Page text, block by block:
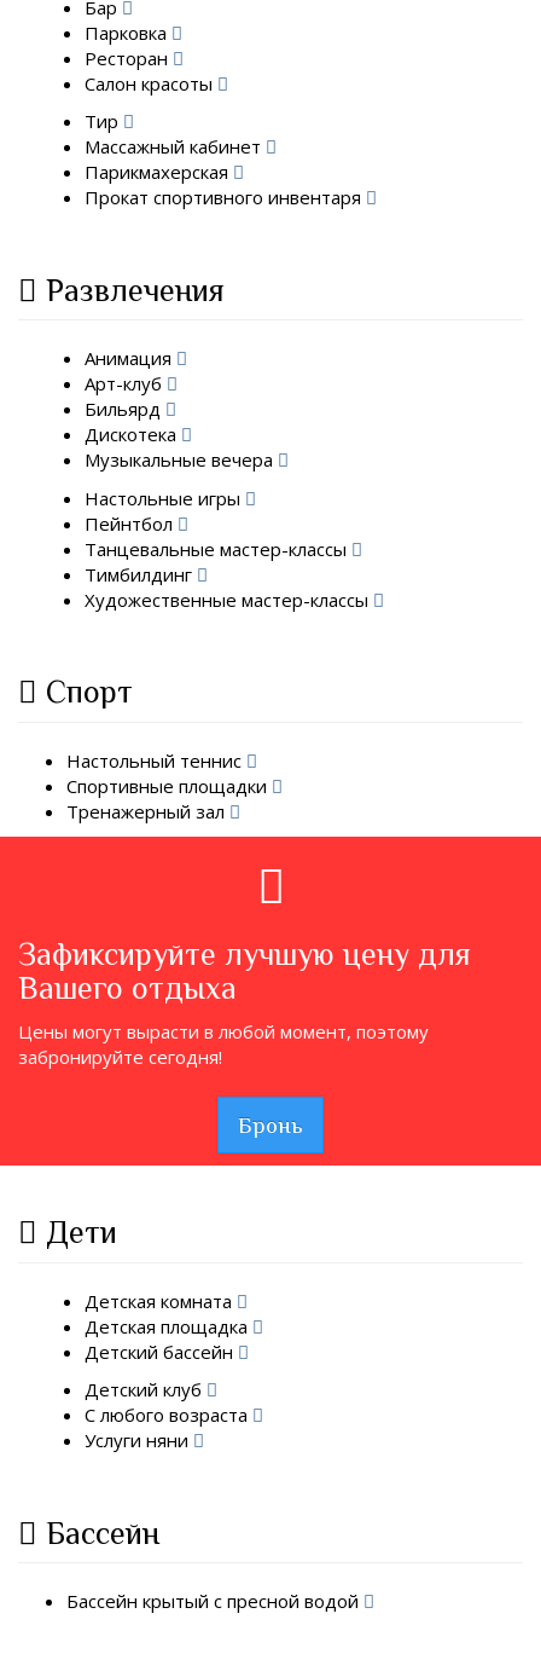
Бар
Парковка
Ресторан
Салон красоты
Тир
Массажный кабинет
Парикмахерская
Прокат спортивного инвентаря
Развлечения
Анимация
Арт-клуб
Бильярд
Дискотека
Музыкальные вечера
Настольные игры
Пейнтбол
Танцевальные мастер-классы
Тимбилдинг
Художественные мастер-классы
Спорт
Настольный теннис
Спортивные площадки
Тренажерный зал
Зафиксируйте лучшую цену для
Вашего отдыха
Цены могут вырасти в любой момент, поэтому
забронируйте сегодня!
Бронь
Дети
Детская комната
Детская площадка
Детский бассейн
Детский клуб
С любого возраста
Услуги няни
Бассейн
Бассейн крытый с пресной водой